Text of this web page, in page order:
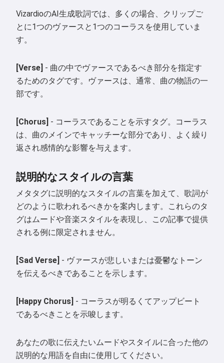
VizardioのAI生成歌詞では、多くの場合、クリップご
とに1つのヴァースと1つのコーラスを使用していま
す。
[Verse] - 曲の中でヴァースであるべき部分を指定す
るためのタグです。ヴァースは、通常、曲の物語の一
部です。
[Chorus] - コーラスであることを示すタグ。コーラス
は、曲のメインでキャッチーな部分であり、よく繰り
返され感情的な影響を与えます。
説明的なスタイルの言葉
メタタグに説明的なスタイルの言葉を加えて、歌詞が
どのように歌われるべきかを案内します。これらのタ
グはムードや音楽スタイルを表現し、この記事で提供
される例に限定されません。
[Sad Verse] - ヴァースが悲しいまたは憂鬱なトーン
を伝えるべきであることを示します。
[Happy Chorus] - コーラスが明るくてアップビート
であるべきことを示唆します。
あなたの歌に伝えたいムードやスタイルに合った他の
説明的な用語を自由に使用してください。
私は歌を作成したり、詩やお祝い
メッセージを書けます🥰